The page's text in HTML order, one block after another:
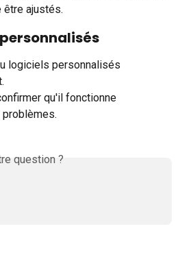
être ajustés.
logiciels personnalisés
qu'il fonctionne
question ?